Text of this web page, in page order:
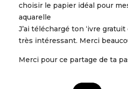
choisir le papier idéal pour
aquarelle
J’ai téléchargé ton ‘ivre
très intéressant. Merci
Merci pour ce partage de ta